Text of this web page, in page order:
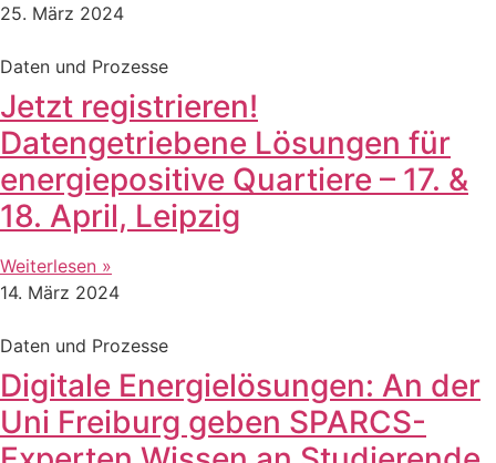
25. März 2024
Daten und Prozesse
Jetzt registrieren!
Datengetriebene Lösungen für
energiepositive Quartiere – 17. &
18. April, Leipzig
Weiterlesen »
14. März 2024
Daten und Prozesse
Digitale Energielösungen: An der
Uni Freiburg geben SPARCS-